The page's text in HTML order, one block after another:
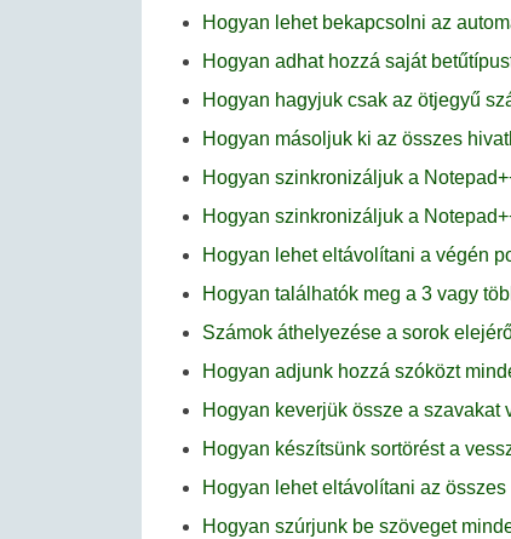
Hogyan lehet bekapcsolni az
Hogyan adhat hozzá saját
Hogyan hagyjuk csak az ötjegyű
Hogyan másoljuk ki az összes
Hogyan szinkronizáljuk a
Hogyan szinkronizáljuk a
Hogyan lehet eltávolítani a végén
Hogyan találhatók meg a 3 vagy
Számok áthelyezése a sorok
Hogyan adjunk hozzá szóközt
Hogyan keverjük össze a szavakat
Hogyan készítsünk sortörést a
Hogyan lehet eltávolítani az
Hogyan szúrjunk be szöveget